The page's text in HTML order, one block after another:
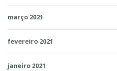
março 2021
fevereiro 2021
janeiro 2021